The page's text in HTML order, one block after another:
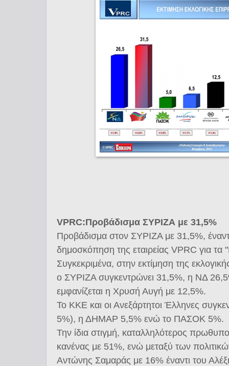
VPRC:Προβάδισμα ΣΥΡΙΖΑ με 31,5%
Προβάδισμα στον ΣΥΡΙΖΑ με 31,5%,
δημοσκόπηση της εταιρείας VPRC για τα
Συγκεκριμένα, στην εκτίμηση της
ο ΣΥΡΙΖΑ συγκεντρώνει 31,5%, η ΝΔ
εμφανίζεται η Χρυσή Αυγή με 12,5%.
Το ΚΚΕ και οι Ανεξάρτητοι Έλληνες
5%), η ΔΗΜΑΡ 5,5% ενώ το ΠΑΣΟΚ 5%.
Την ίδια στιγμή, καταλληλότερος
κανένας με 51%, ενώ μεταξύ των
Αντώνης Σαμαράς με 16% έναντι του